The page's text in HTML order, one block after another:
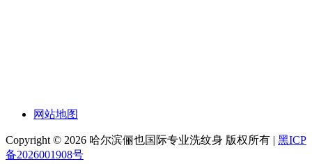
网站地图
Copyright © 2026 哈尔滨俪也国际专业洗纹身 版权所有 | 黑ICP
备2026001908号